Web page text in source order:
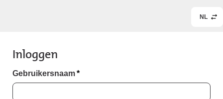
NL
Inloggen
Gebruikersnaam*